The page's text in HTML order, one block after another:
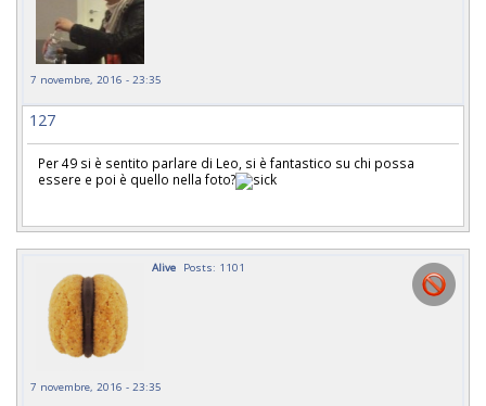
7 novembre, 2016 - 23:35
127
Per 49 si è sentito parlare di Leo, si è fantastico su chi possa
essere e poi è quello nella foto?
Alive Posts: 1101
7 novembre, 2016 - 23:35